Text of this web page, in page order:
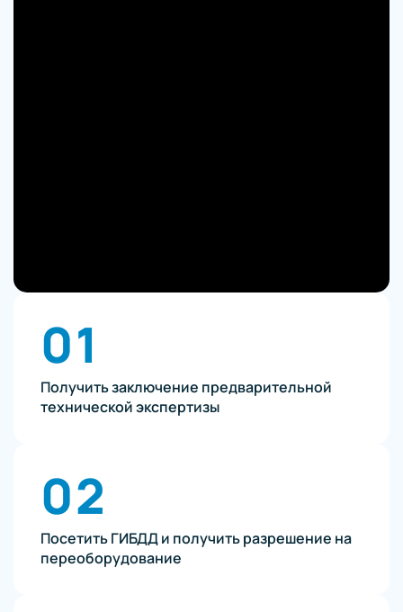
01
Получить заключение предварительной
технической экспертизы
02
Посетить ГИБДД и получить разрешение на
переоборудование